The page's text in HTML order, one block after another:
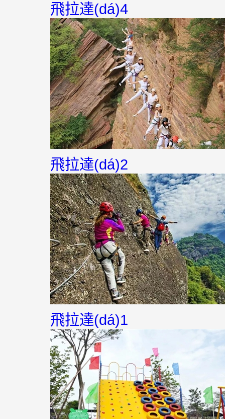
飛拉達(dá)4
飛拉達(dá)2
飛拉達(dá)1